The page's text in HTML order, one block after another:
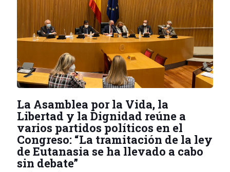
La Asamblea por la Vida, la
Libertad y la Dignidad reúne a
varios partidos políticos en el
Congreso: “La tramitación de la ley
de Eutanasia se ha llevado a cabo
sin debate”